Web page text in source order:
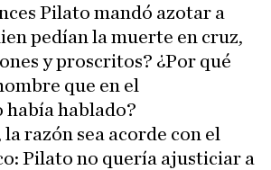
Pilato mandó azotar a
pedían la muerte en cruz,
y proscritos? ¿Por qué
que en el
hablado?
razón sea acorde con el
Pilato no quería ajusticiar a